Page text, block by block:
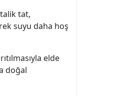
tat,
suyu daha hoş
elde
doğal